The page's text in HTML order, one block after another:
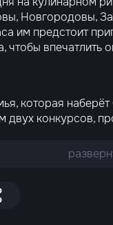
Новгородовы,
им предстоит
чтобы впечатлить
которая
двух конкурсов,